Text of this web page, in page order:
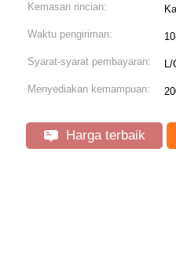
Kemasan rincian:
Waktu pengiriman:
Syarat-syarat pembayaran: L/
Menyediakan kemampuan:
Harga terbaik